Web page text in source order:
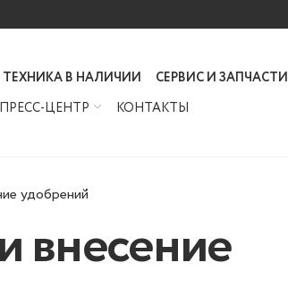
ТЕХНИКА В НАЛИЧИИ СЕРВИС И ЗАПЧАСТИ
ПРЕСС-ЦЕНТР КОНТАКТЫ
удобрений
внесение